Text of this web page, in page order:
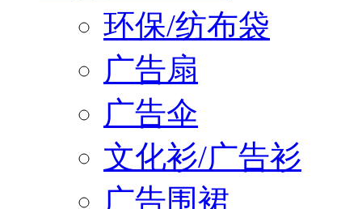
环保/纺布袋
广告扇
广告伞
文化衫/广告衫
广告围裙